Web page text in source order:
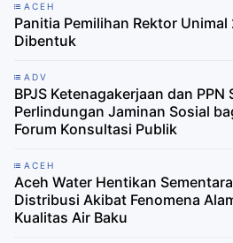
ACEH
Panitia Pemilihan Rektor
Dibentuk
ADV
BPJS Ketenagakerjaan dan
Perlindungan Jaminan Sosial
Forum Konsultasi Publik
ACEH
Aceh Water Hentikan
Distribusi Akibat Fenomena
Kualitas Air Baku